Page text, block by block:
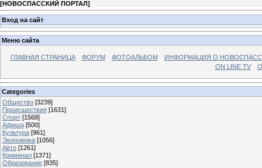
[НОВОСПАССКИЙ ПОРТАЛ]
Вход на сайт
Меню сайта
ГЛАВНАЯ СТРАНИЦА ФОРУМ ФОТОАЛЬБОМ
ИНФОРМАЦИЯ О
ON LINE TV
Categories
Общество [3239]
Происшествия [1631]
Спорт [1568]
Афиша [500]
Культура [961]
Экономика [1056]
Авто [1261]
Криминал [1371]
Образование [835]